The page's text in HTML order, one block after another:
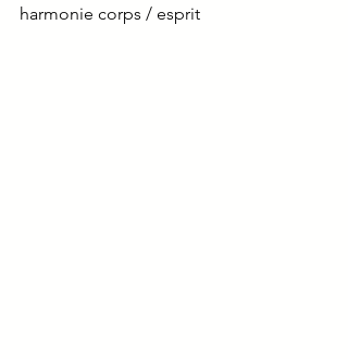
harmonie corps / esprit